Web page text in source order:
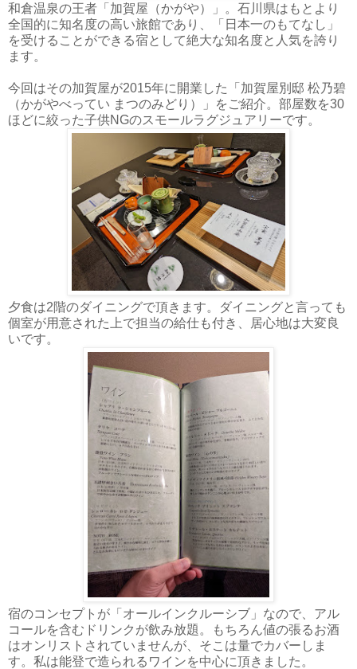
和倉温泉の王者「加賀屋（かがや）」。石川県はもとより
全国的に知名度の高い旅館であり、「日本一のもてなし」
を受けることができる宿として絶大な知名度と人気を誇り
ます。
今回はその加賀屋が2015年に開業した「加賀屋別邸 松乃碧
（かがやべってい まつのみどり）」をご紹介。部屋数を30
ほどに絞った子供NGのスモールラグジュアリーです。
夕食は2階のダイニングで頂きます。ダイニングと言っても
個室が用意された上で担当の給仕も付き、居心地は大変良
いです。
宿のコンセプトが「オールインクルーシブ」なので、アル
コールを含むドリンクが飲み放題。もちろん値の張るお酒
はオンリストされていませんが、そこは量でカバーしま
す。私は能登で造られるワインを中心に頂きました。